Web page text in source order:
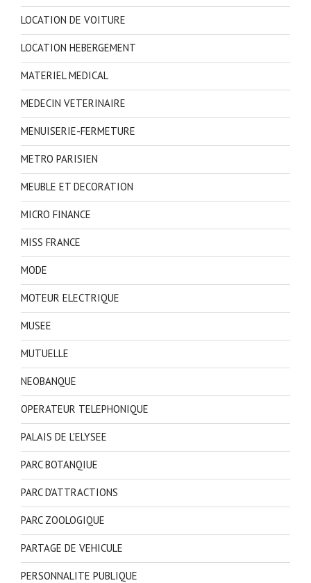
LOCATION DE VOITURE
LOCATION HEBERGEMENT
MATERIEL MEDICAL
MEDECIN VETERINAIRE
MENUISERIE-FERMETURE
METRO PARISIEN
MEUBLE ET DECORATION
MICRO FINANCE
MISS FRANCE
MODE
MOTEUR ELECTRIQUE
MUSEE
MUTUELLE
NEOBANQUE
OPERATEUR TELEPHONIQUE
PALAIS DE L'ELYSEE
PARC BOTANQIUE
PARC D'ATTRACTIONS
PARC ZOOLOGIQUE
PARTAGE DE VEHICULE
PERSONNALITE PUBLIQUE